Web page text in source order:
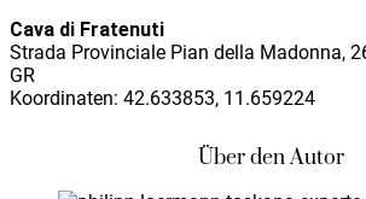
Cava di Fratenuti
Strada Provinciale Pian della Madonna,
GR
Koordinaten: 42.633853, 11.659224
Über den Autor